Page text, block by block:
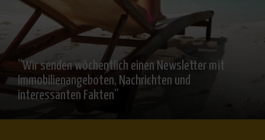
“Wir senden wöchentlich einen Newsletter mit
Immobilienangeboten, Nachrichten und
interessanten Fakten”